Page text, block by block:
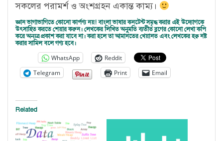
সকলের পরামর্শ ও অংশগ্রহন একান্ত কাম্য।
জ্ঞান ভাগাভাগিতে কোনো কার্পণ্য নয়! বাংলা ভাষার কনটেন্ট সমৃদ্ধ করার এই উদ্যোগকে
উৎসাহিত করতে শেয়ার করুন। লেখকের লিখিত অনুমতি ব্যতীত ব্লগের কোনো লেখা কপি
করে অন্যত্র প্রকাশ করা যাবে না। করা হলে তা আমানতের খেয়ানত এবং লেখকের হক্ব নষ্ট
করার সামিল বলে গণ্য হবে।
WhatsApp
Reddit
Telegram
Print Email
Related